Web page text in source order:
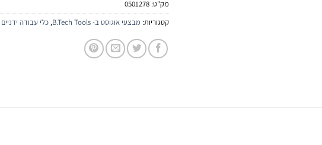
מק"ט: 0501278
קטגוריות: מבצעי אוגוסט ב- B.Tech Tools , כלי עבודה ידניים